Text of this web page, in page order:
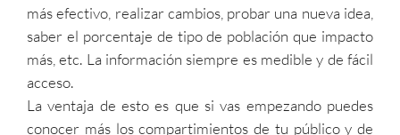
más efectivo, realizar cambios, probar una nueva idea,
saber el porcentaje de tipo de población que impacto
más, etc. La información siempre es medible y de fácil
acceso.
La ventaja de esto es que si vas empezando puedes
conocer más los compartimientos de tu público y de